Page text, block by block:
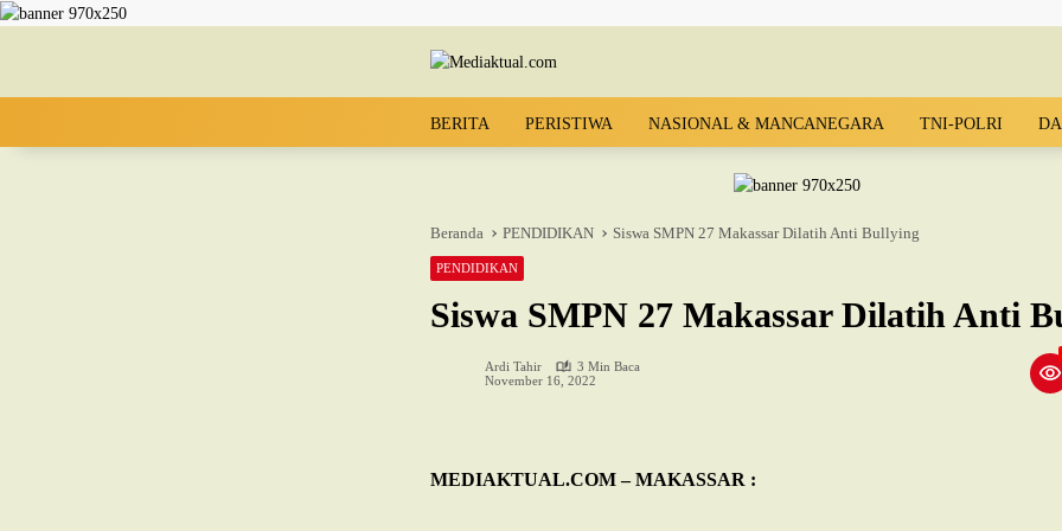
BERITA PERISTIWA NASIONAL & MANCANEGARA TNI-POLRI
Beranda PENDIDIKAN Siswa SMPN 27 Makassar Dilatih Anti Bullying
PENDIDIKAN
Siswa SMPN 27 Makassar Dilatih Anti
Ardi Tahir
3 Min Baca
November 16, 2022
MEDIAKTUAL.COM – MAKASSAR :